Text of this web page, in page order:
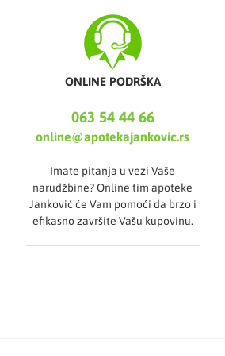
ONLINE PODRŠKA
063 54 44 66
online@apotekajankovic.rs
Imate pitanja u vezi Vaše
narudžbine? Online tim apoteke
Janković će Vam pomoći da brzo i
efikasno završite Vašu kupovinu.